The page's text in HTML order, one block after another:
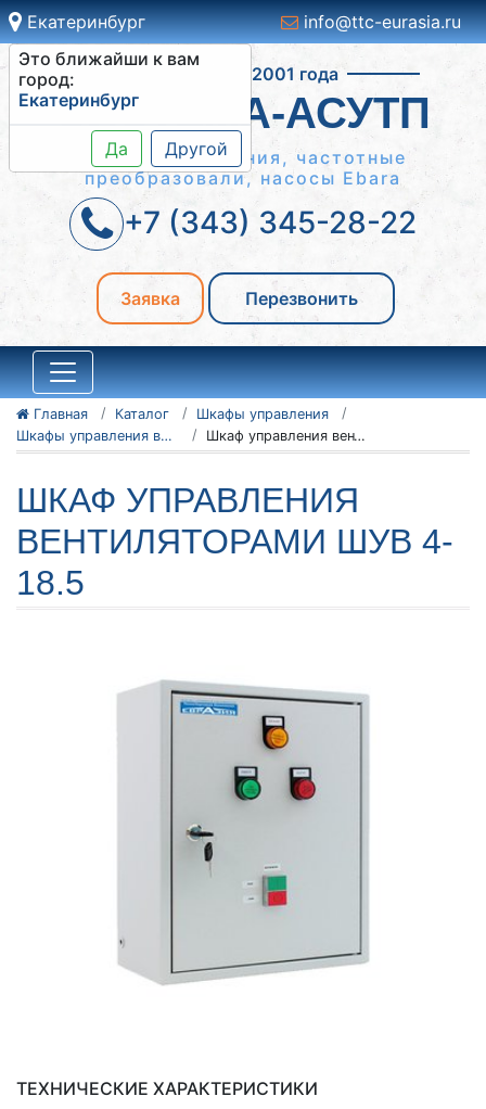
Екатеринбург
Это ближайши к вам
город:
Екатеринбург
Да Другой
info@ttc-eurasia.ru
Работаем с 2001 года
СИСТЕМА-АСУТП
Шкафы управления, частотные
преобразовали, насосы Ebara
+7 (343) 345-28-22
Заявка Перезвонить
Главная Каталог
Шкафы управления
Шкафы управления вентиляторами ШУВ
Шкаф управления вентиляторами ШУВ 4-18.5
ШКАФ УПРАВЛЕНИЯ
ВЕНТИЛЯТОРАМИ ШУВ 4-
18.5
ТЕХНИЧЕСКИЕ ХАРАКТЕРИСТИКИ